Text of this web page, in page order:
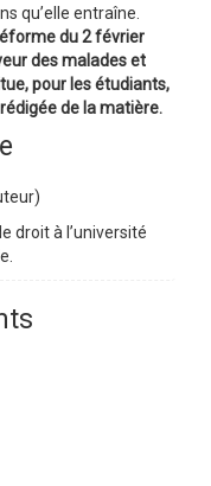
qu’elle entraîne.
du 2 février
des malades et
pour les étudiants,
de la matière.
droit à l’université